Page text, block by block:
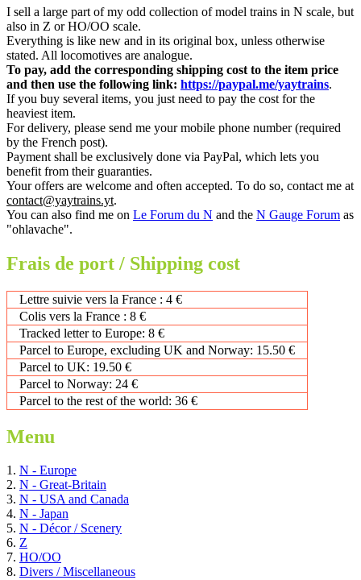
I sell a large part of my odd collection of model trains in N scale, but
also in Z or HO/OO scale.
Everything is like new and in its original box, unless otherwise
stated. All locomotives are analogue.
To pay, add the corresponding shipping cost to the item price
and then use the following link: https://paypal.me/yaytrains.
If you buy several items, you just need to pay the cost for the
heaviest item.
For delivery, please send me your mobile phone number (required
by the French post).
Payment shall be exclusively done via PayPal, which lets you
benefit from their guaranties.
Your offers are welcome and often accepted. To do so, contact me at
contact@yaytrains.yt.
You can also find me on Le Forum du N and the N Gauge Forum as
"ohlavache".
Frais de port / Shipping cost
Lettre suivie vers la France : 4 €
Colis vers la France : 8 €
Tracked letter to Europe: 8 €
Parcel to Europe, excluding UK and Norway: 15.50 €
Parcel to UK: 19.50 €
Parcel to Norway: 24 €
Parcel to the rest of the world: 36 €
Menu
1. N - Europe
2. N - Great-Britain
3. N - USA and Canada
4. N - Japan
5. N - Décor / Scenery
6. Z
7. HO/OO
8. Divers / Miscellaneous